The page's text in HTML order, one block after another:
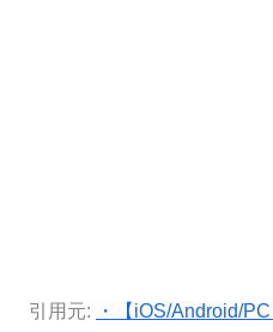
引用元:
・【iOS/Android/